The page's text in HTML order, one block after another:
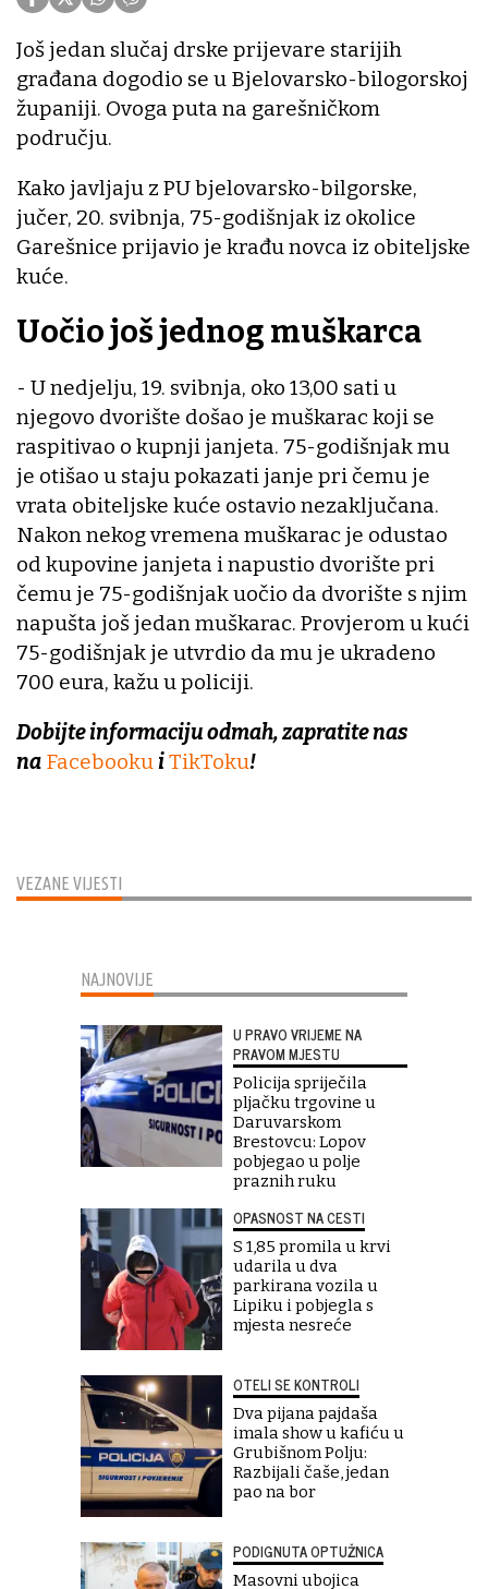
VEZANE VIJESTI
Još jedan slučaj drske prijevare starijih
građana dogodio se u Bjelovarsko-bilogorskoj
županiji. Ovoga puta na garešničkom
području.
Kako javljaju z PU bjelovarsko-bilgorske,
jučer, 20. svibnja, 75-godišnjak iz okolice
Garešnice prijavio je krađu novca iz obiteljske
kuće.
Uočio još jednog muškarca
- U nedjelju, 19. svibnja, oko 13,00 sati u
njegovo dvorište došao je muškarac koji se
raspitivao o kupnji janjeta. 75-godišnjak mu
je otišao u staju pokazati janje pri čemu je
vrata obiteljske kuće ostavio nezaključana.
Nakon nekog vremena muškarac je odustao
od kupovine janjeta i napustio dvorište pri
čemu je 75-godišnjak uočio da dvorište s njim
napušta još jedan muškarac. Provjerom u kući
75-godišnjak je utvrdio da mu je ukradeno
700 eura, kažu u policiji.
Dobijte informaciju odmah, zapratite nas
na FacebookuiTikToku!
NAJNOVIJE
U PRAVO VRIJEME NA
PRAVOM MJESTU
Policija spriječila
pljačku trgovine u
Daruvarskom
Brestovcu: Lopov
pobjegao u polje
praznih ruku
OPASNOST NA CESTI
S 1,85 promila u krvi
udarila u dva
parkirana vozila u
Lipiku i pobjegla s
mjesta nesreće
OTELI SE KONTROLI
Dva pijana pajdaša
imala show u kafiću u
Grubišnom Polju:
Razbijali čaše, jedan
pao na bor
PODIGNUTA OPTUŽNICA
Masovni ubojica